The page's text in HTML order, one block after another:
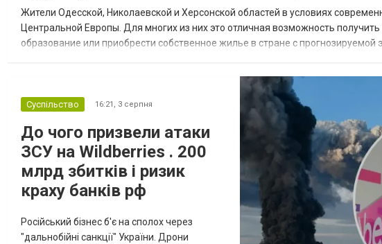
Жители Одесской, Николаевской и Херсонской областей в условиях
Центральной Европы. Для многих из них это отличная возможность
образование или приобрести собственное жилье в стране с
Суспільство 16:21, 3 серпня
До чого призвели атаки
ЗСУ на Wildberries . 200
млрд збитків і ризик
краху банків рф
Російський бізнес б'є на сполох через
"дальнобійні санкції" України. Дрони